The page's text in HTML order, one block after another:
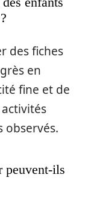
des fiches
en
fine et de
observés.
peuvent-ils